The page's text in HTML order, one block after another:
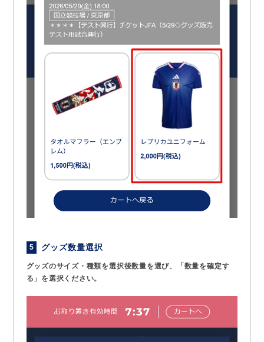
5 グッズ数量選択
グッズのサイズ・種類を選択後数量を選び、「数量を確定す
る」を選択ください。